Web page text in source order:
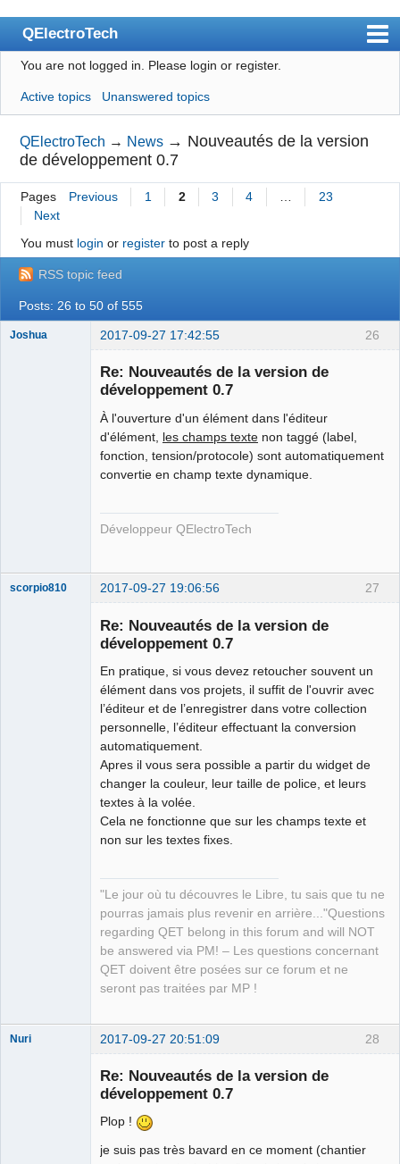
QElectroTech
Index
User list
Search
Register
Login
Wiki
BugTracker
Videos
Manual 0.8_cs
Google_Search
You are not logged in. Please login or register.
Active topics Unanswered topics
QElectroTech → News → Nouveautés de la version
de développement 0.7
Pages Previous 1 2 3 4
23
Next
You must login or registerto post a reply
RSS topic feed
Posts: 26 to 50 of 555
26
Joshua 2017-09-27 17:42:55
Re: Nouveautés de la version de
développement 0.7
À l'ouverture d'un élément dans l'éditeur
d'élément, les champs texte non taggé (label,
fonction, tension/protocole) sont automatiquement
convertie en champ texte dynamique.
Développeur QElectroTech
27
scorpio810 2017-09-27 19:06:56
Re: Nouveautés de la version de
développement 0.7
En pratique, si vous devez retoucher souvent un
élément dans vos projets, il suffit de l'ouvrir avec
l’éditeur et de l’enregistrer dans votre collection
personnelle, l’éditeur effectuant la conversion
automatiquement.
Apres il vous sera possible a partir du widget de
changer la couleur, leur taille de police, et leurs
textes à la volée.
Cela ne fonctionne que sur les champs texte et
non sur les textes fixes.
"Le jour où tu découvres le Libre, tu sais que tu ne
pourras jamais plus revenir en arrière..."Questions
regarding QET belong in this forum and will NOT
be answered via PM! – Les questions concernant
QET doivent être posées sur ce forum et ne
seront pas traitées par MP !
28
Nuri 2017-09-27 20:51:09
Re: Nouveautés de la version de
développement 0.7
Plop !
je suis pas très bavard en ce moment (chantier